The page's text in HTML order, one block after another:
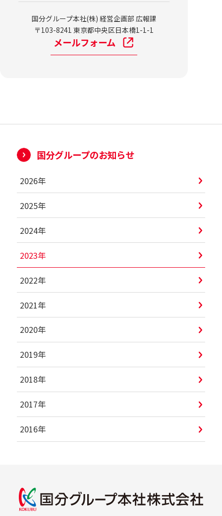
国分グループ本社(株) 経営企画部 広報課
〒103-8241 東京都中央区日本橋1-1-1
メールフォーム
国分グループのお知らせ
2026年
2025年
2024年
2023年
2022年
2021年
2020年
2019年
2018年
2017年
2016年